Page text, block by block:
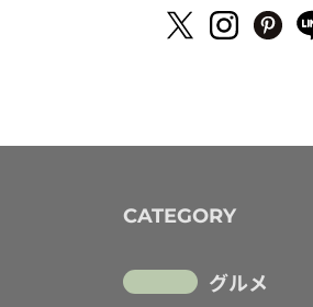
CATEGORY
グルメ